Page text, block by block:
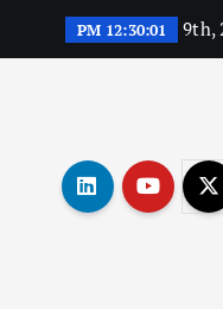
12:30:02 PM